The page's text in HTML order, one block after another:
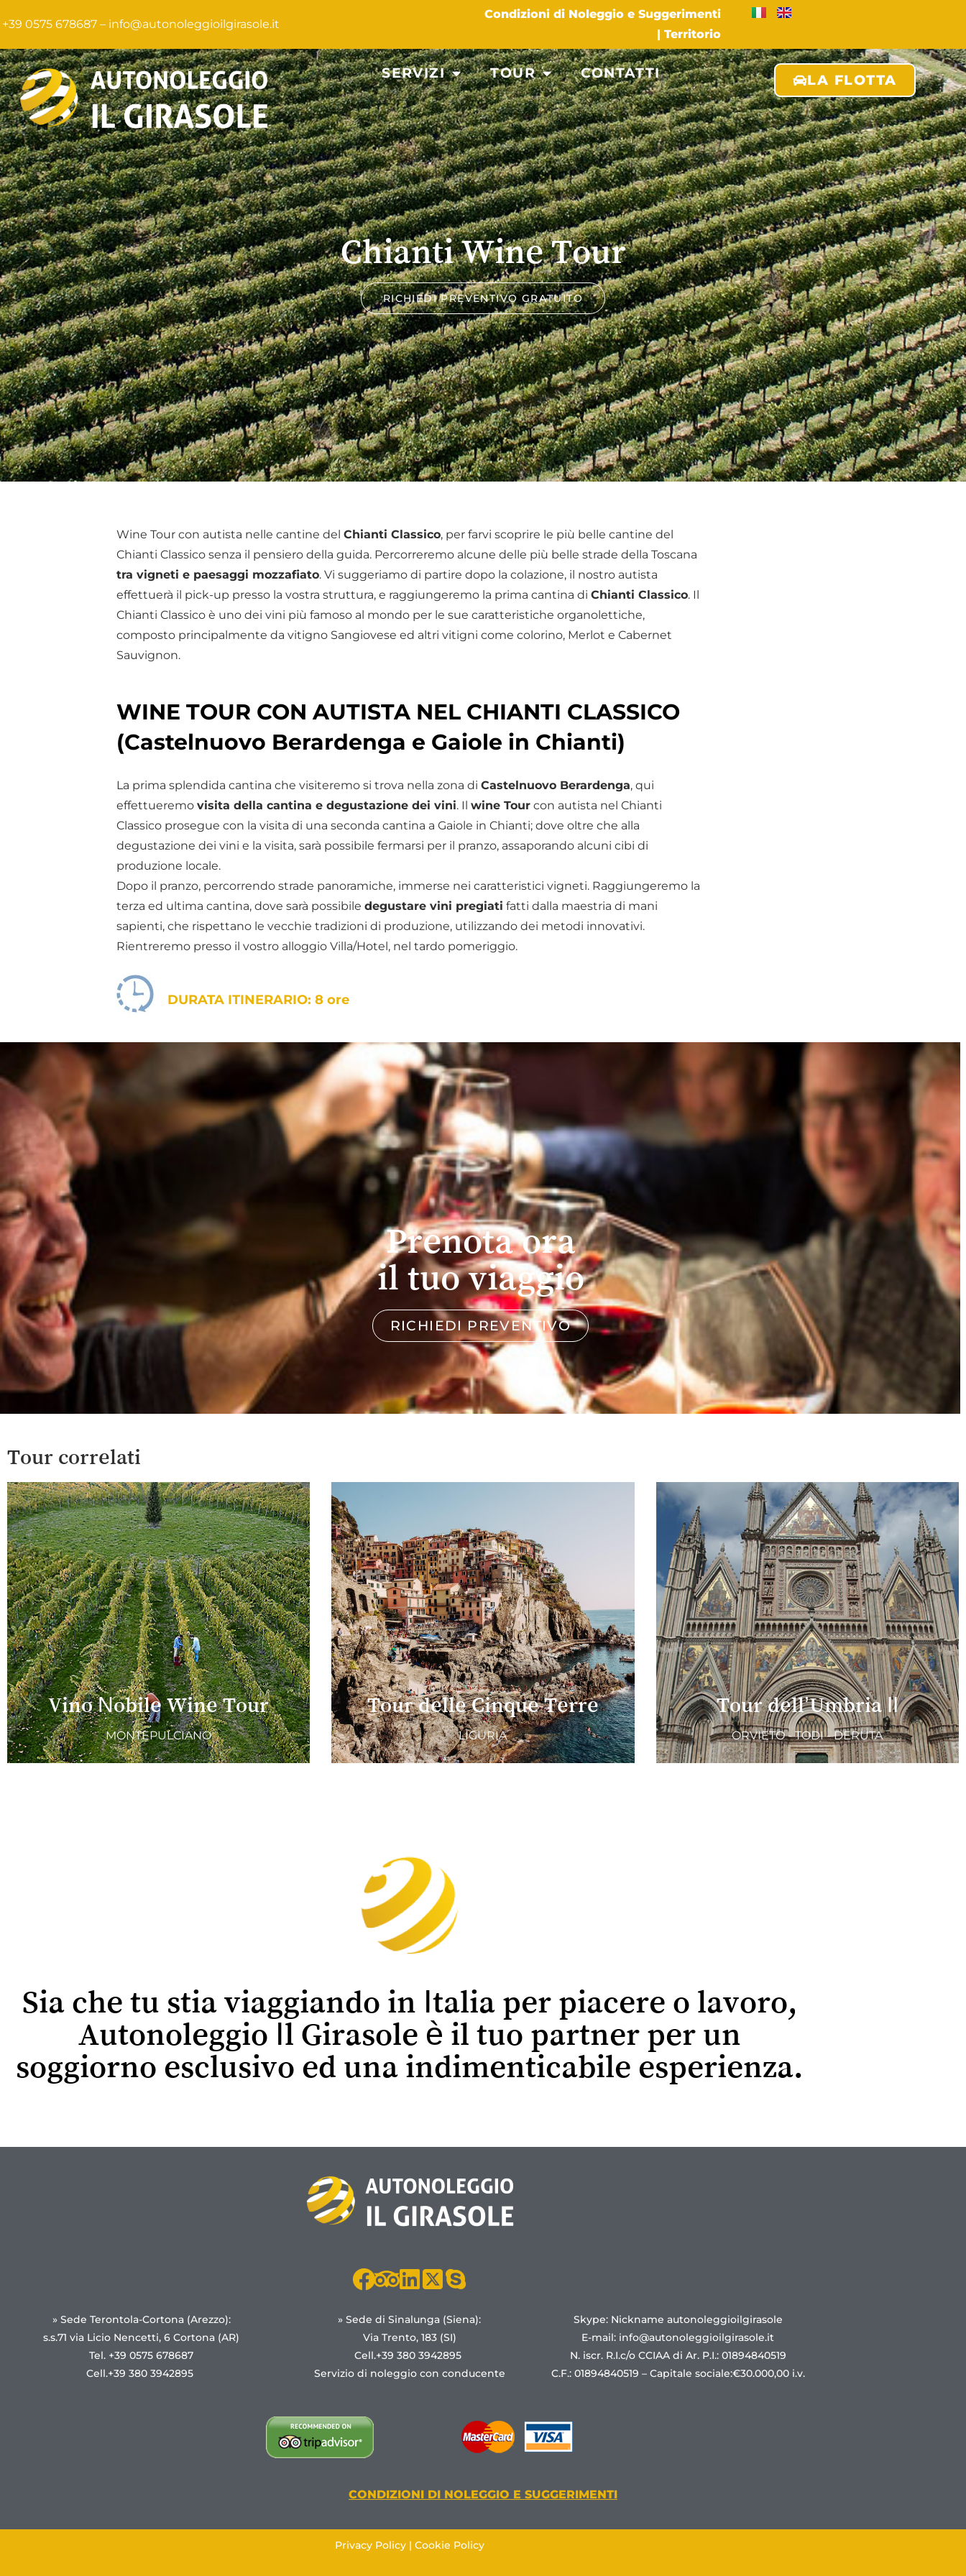
+39 0575 678687 – info@autonoleggioilgirasole.it
Condizioni di Noleggio e Suggerimenti
| Territorio
SERVIZI TOUR CONTATTI LA FLOTTA
Chianti Wine Tour
RICHIEDI PREVENTIVO GRATUITO
Wine Tour con autista nelle cantine delChianti Classico, per farvi scoprire le più belle cantine del
Chianti Classico senza il pensiero della guida. Percorreremo alcune delle più belle strade della Toscana
tra vigneti e paesaggi mozzafiato. Vi suggeriamo di partire dopo la colazione, il nostro autista
effettuerà il pick-up presso la vostra struttura, e raggiungeremo la prima cantina diChianti Classico. Il
Chianti Classico è uno dei vini più famoso al mondo per le sue caratteristiche organolettiche,
composto principalmente da vitigno Sangiovese ed altri vitigni come colorino, Merlot e Cabernet
Sauvignon.
WINE TOUR CON AUTISTA NEL CHIANTI CLASSICO
(Castelnuovo Berardenga e Gaiole in Chianti)
La prima splendida cantina che visiteremo si trova nella zona diCastelnuovo Berardenga, qui
effettueremovisita della cantina e degustazione dei vini. Ilwine Tour con autista nel Chianti
Classico prosegue con la visita di una seconda cantina a Gaiole in Chianti; dove oltre che alla
degustazione dei vini e la visita, sarà possibile fermarsi per il pranzo, assaporando alcuni cibi di
produzione locale.
Dopo il pranzo, percorrendo strade panoramiche, immerse nei caratteristici vigneti. Raggiungeremo la
terza ed ultima cantina, dove sarà possibiledegustare vini pregiati fatti dalla maestria di mani
sapienti, che rispettano le vecchie tradizioni di produzione, utilizzando dei metodi innovativi.
Rientreremo presso il vostro alloggio Villa/Hotel, nel tardo pomeriggio.
DURATA ITINERARIO: 8 ore
Prenota ora
il tuo viaggio
RICHIEDI PREVENTIVO
Tour correlati
Vino Nobile Wine Tour
MONTEPULCIANO
Tour delle Cinque Terre
LIGURIA
Tour dell’Umbria II
ORVIETO - TODI - DERUTA
Sia che tu stia viaggiando in Italia per piacere o lavoro,
Autonoleggio Il Girasole è il tuo partner per un
soggiorno esclusivo ed una indimenticabile esperienza.
» Sede Terontola-Cortona (Arezzo):
s.s.71 via Licio Nencetti, 6 Cortona (AR)
Tel. +39 0575 678687
Cell.+39 380 3942895
» Sede di Sinalunga (Siena):
Via Trento, 183 (SI)
Cell.+39 380 3942895
Servizio di noleggio con conducente
Skype: Nickname autonoleggioilgirasole
E-mail: info@autonoleggioilgirasole.it
N. iscr. R.I.c/o CCIAA di Ar. P.I.: 01894840519
C.F.: 01894840519 – Capitale sociale:€30.000,00 i.v.
CONDIZIONI DI NOLEGGIO E SUGGERIMENTI
Privacy Policy | Cookie Policy